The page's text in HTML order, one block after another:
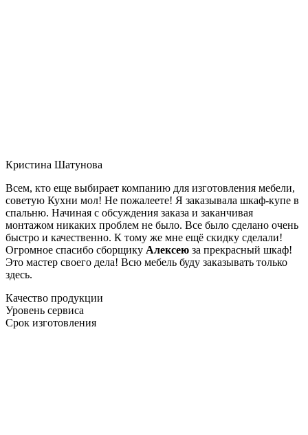
Кристина Шатунова
Всем, кто еще выбирает компанию для изготовления мебели,
советую Кухни мол! Не пожалеете! Я заказывала шкаф-купе в
спальню. Начиная с обсуждения заказа и заканчивая
монтажом никаких проблем не было. Все было сделано очень
быстро и качественно. К тому же мне ещё скидку сделали!
Огромное спасибо сборщику Алексею за прекрасный шкаф!
Это мастер своего дела! Всю мебель буду заказывать только
здесь.
Качество продукции
Уровень сервиса
Срок изготовления